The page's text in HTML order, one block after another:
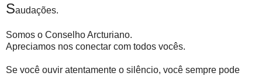
Saudações.
Somos o Conselho Arcturiano.
Apreciamos nos conectar com todos vocês.
Se você ouvir atentamente o silêncio, você sempre pode